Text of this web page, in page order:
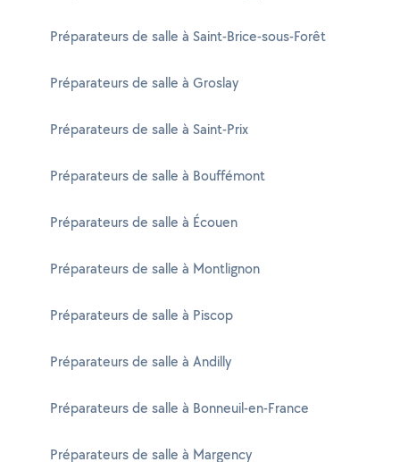
Préparateurs de salle à Saint-Brice-sous-Forêt
Préparateurs de salle à Groslay
Préparateurs de salle à Saint-Prix
Préparateurs de salle à Bouffémont
Préparateurs de salle à Écouen
Préparateurs de salle à Montlignon
Préparateurs de salle à Piscop
Préparateurs de salle à Andilly
Préparateurs de salle à Bonneuil-en-France
Préparateurs de salle à Margency